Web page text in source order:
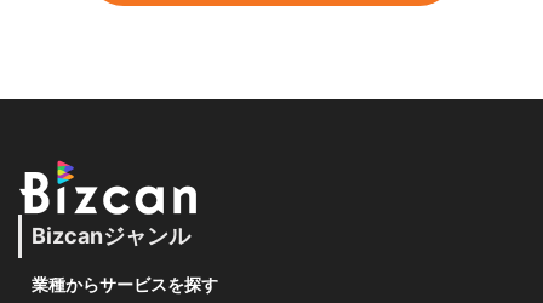
Bizcanジャンル
業種からサービスを探す